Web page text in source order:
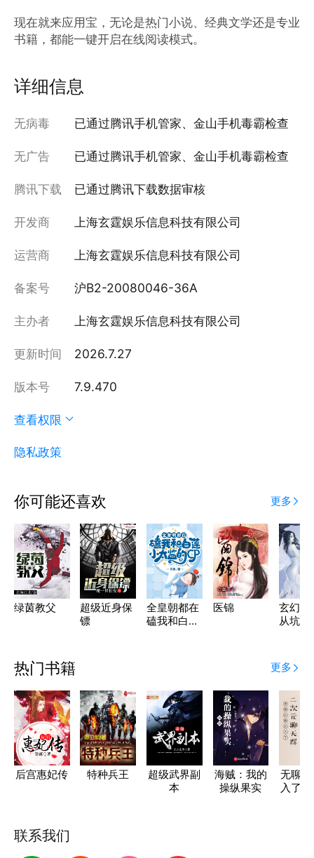
现在就来应用宝，无论是热门小说、经典文学还是专业
书籍，都能一键开启在线阅读模式。
详细信息
无病毒 已通过腾讯手机管家、金山手机毒霸检查
无广告 已通过腾讯手机管家、金山手机毒霸检查
腾讯下载 已通过腾讯下载数据审核
开发商 上海玄霆娱乐信息科技有限公司
运营商 上海玄霆娱乐信息科技有限公司
备案号 沪B2-20080046-36A
主办者 上海玄霆娱乐信息科技有限公司
更新时间 2026.7.27
版本号 7.9.470
查看权限
隐私政策
你可能还喜欢 更多
绿茵教父
超级近身保
镖
全皇朝都在
磕我和白莲
医锦
玄幻：
从坑老
热门书籍 更多
后宫惠妃传 特种兵王
超级武界副
本
海贼：我的
操纵果实
无聊
入了
联系我们